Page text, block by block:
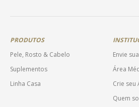
PRODUTOS
Pele, Rosto & Cabelo
Suplementos
Linha Casa
Envie
Área
Crie seu
Quem